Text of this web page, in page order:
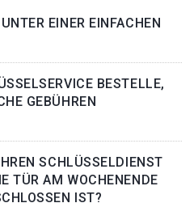
EINER EINFACHEN
BESTELLE,
GEBÜHREN
SCHLÜSSELDIENST
TÜR AM WOCHENENDE
IST?